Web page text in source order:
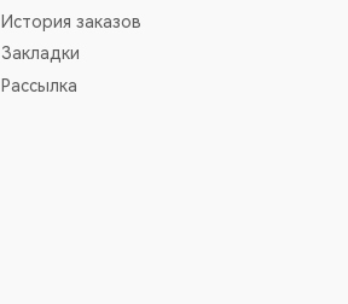
История заказов
Закладки
Рассылка